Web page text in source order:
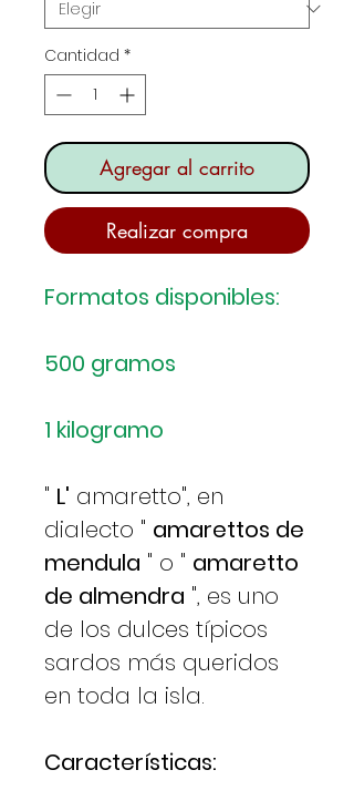
Cantidad *
Agregar al carrito
Realizar compra
Formatos disponibles:
500 gramos
1 kilogramo
" L' amaretto", en
dialecto " amarettos de
mendula " o " amaretto
de almendra ", es uno
de los dulces típicos
sardos más queridos
en toda la isla.
Características: